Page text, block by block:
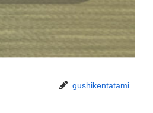
gushikentatami